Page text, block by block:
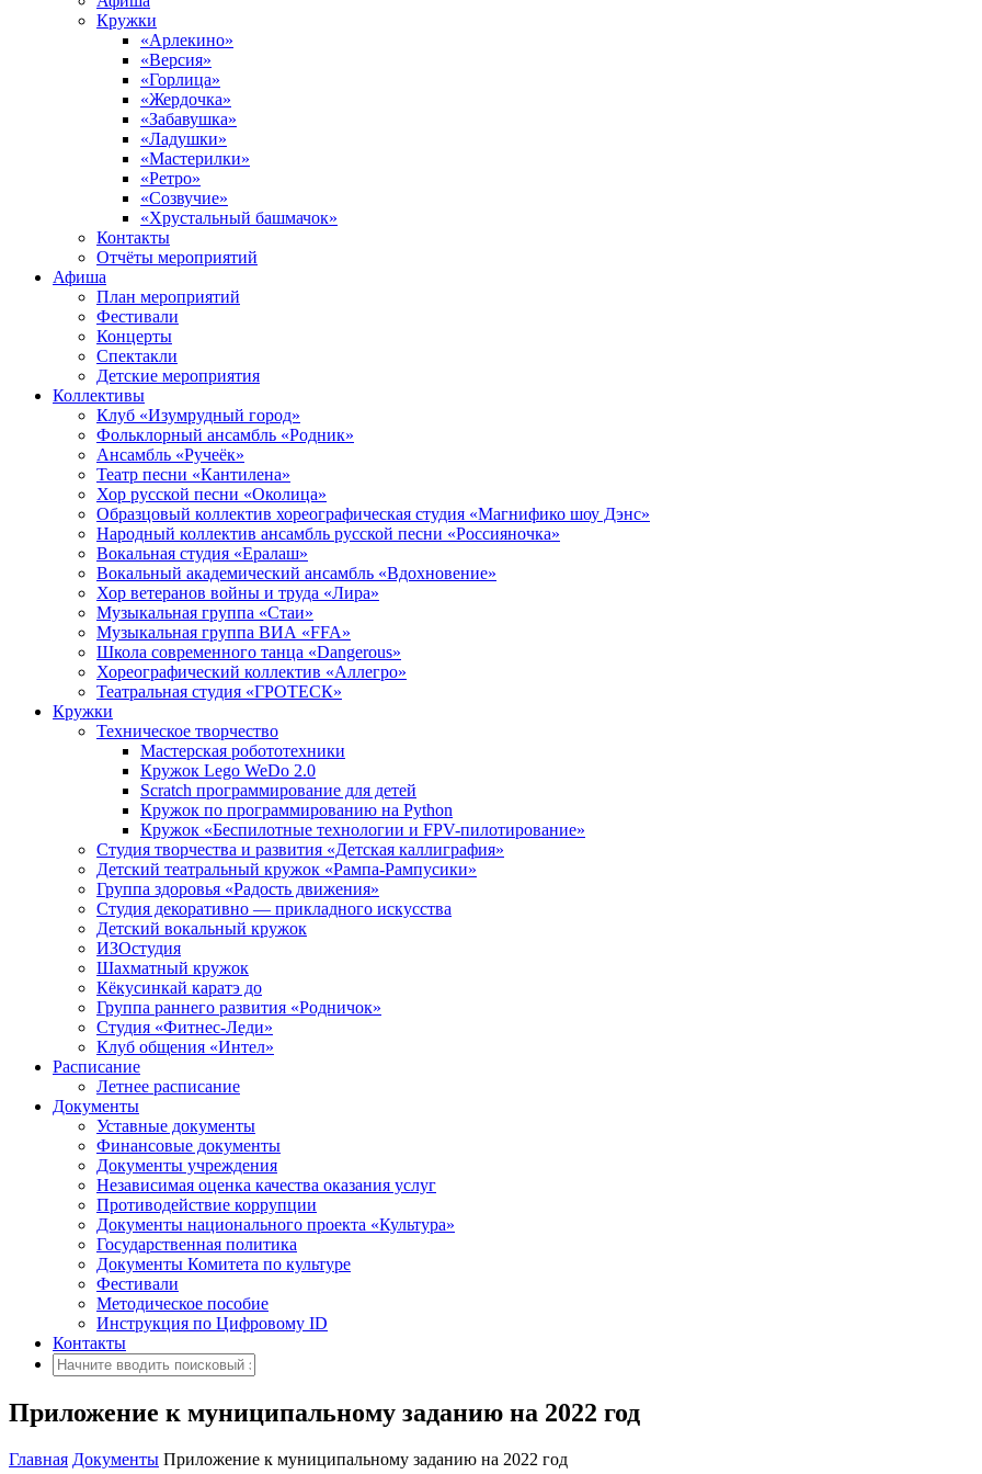
Кружки
«Арлекино»
«Версия»
«Горлица»
«Жердочка»
«Забавушка»
«Ладушки»
«Мастерилки»
«Ретро»
«Созвучие»
«Хрустальный башмачок»
Контакты
Отчёты мероприятий
Афиша
План мероприятий
Фестивали
Концерты
Спектакли
Детские мероприятия
Коллективы
Клуб «Изумрудный город»
Фольклорный ансамбль «Родник»
Ансамбль «Ручеёк»
Театр песни «Кантилена»
Хор русской песни «Околица»
Образцовый коллектив хореографическая студия «Магнифико шоу Дэнс»
Народный коллектив ансамбль русской песни «Россияночка»
Вокальная студия «Ералаш»
Вокальный академический ансамбль «Вдохновение»
Хор ветеранов войны и труда «Лира»
Музыкальная группа «Стаи»
Музыкальная группа ВИА «FFA»
Школа современного танца «Dangerous»
Хореографический коллектив «Аллегро»
Театральная студия «ГРОТЕСК»
Кружки
Техническое творчество
Мастерская робототехники
Кружок Lego WeDo 2.0
Scratch программирование для детей
Кружок по программированию на Python
Кружок «Беспилотные технологии и FPV-пилотирование»
Студия творчества и развития «Детская каллиграфия»
Детский театральный кружок «Рампа-Рампусики»
Группа здоровья «Радость движения»
Студия декоративно — прикладного искусства
Детский вокальный кружок
ИЗОстудия
Шахматный кружок
Кёкусинкай каратэ до
Группа раннего развития «Родничок»
Cтудия «Фитнес-Леди»
Клуб общения «Интел»
Расписание
Летнее расписание
Документы
Уставные документы
Финансовые документы
Документы учреждения
Независимая оценка качества оказания услуг
Противодействие коррупции
Документы национального проекта «Культура»
Государственная политика
Документы Комитета по культуре
Фестивали
Методическое пособие
Инструкция по Цифровому ID
Контакты
Приложение к муниципальному заданию на 2022 год
Главная Документы Приложение к муниципальному заданию на 2022 год